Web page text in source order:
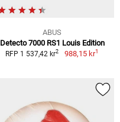
ABUS
Detecto 7000 RS1 Louis Edition
RFP 1 537,42 kr2 988,15 kr1